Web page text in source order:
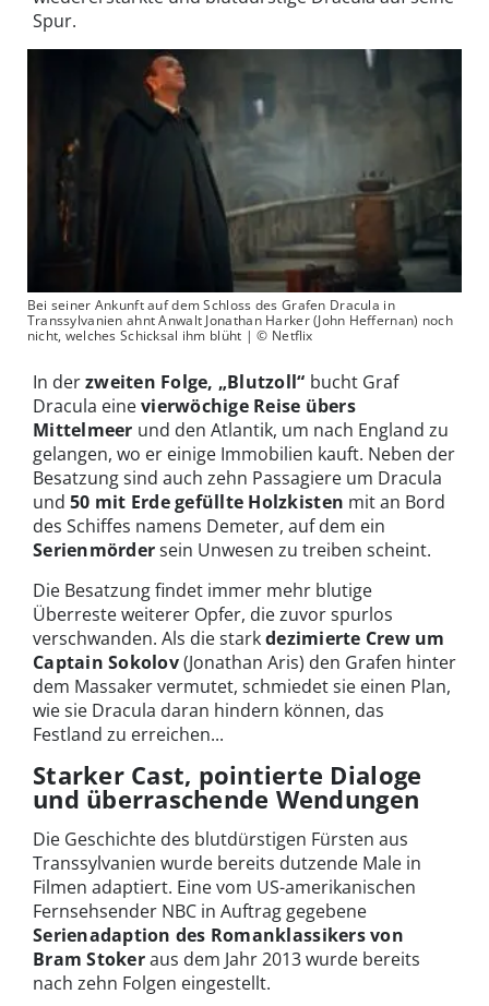
Spur.
Bei seiner Ankunft auf dem Schloss des Grafen Dracula in
Transsylvanien ahnt Anwalt Jonathan Harker (John Heffernan) noch
nicht, welches Schicksal ihm blüht | © Netflix
In derzweiten Folge, „Blutzoll“ bucht Graf
Dracula einevierwöchige Reise übers
Mittelmeer und den Atlantik, um nach England zu
gelangen, wo er einige Immobilien kauft. Neben der
Besatzung sind auch zehn Passagiere um Dracula
und 50 mit Erde gefüllte Holzkisten mit an Bord
des Schiffes namens Demeter, auf dem ein
Serienmördersein Unwesen zu treiben scheint.
Die Besatzung findet immer mehr blutige
Überreste weiterer Opfer, die zuvor spurlos
verschwanden. Als die starkdezimierte Crew um
Captain Sokolov(Jonathan Aris) den Grafen hinter
dem Massaker vermutet, schmiedet sie einen Plan,
wie sie Dracula daran hindern können, das
Festland zu erreichen...
Starker Cast, pointierte Dialoge
und überraschende Wendungen
Die Geschichte des blutdürstigen Fürsten aus
Transsylvanien wurde bereits dutzende Male in
Filmen adaptiert. Eine vom US-amerikanischen
Fernsehsender NBC in Auftrag gegebene
Serienadaption des Romanklassikers von
Bram Stokeraus dem Jahr 2013 wurde bereits
nach zehn Folgen eingestellt.